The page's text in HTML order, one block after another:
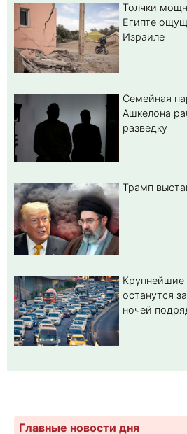
Толчки
Египте
Израиле
Семейная
Ашкелона
разведку
Трамп
останутся
ночей
Главные новости дня